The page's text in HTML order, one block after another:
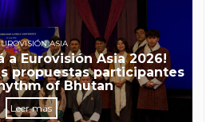
ASIA
a Eurovisión Asia 2026!
propuestas participantes
of Bhutan
Leer más